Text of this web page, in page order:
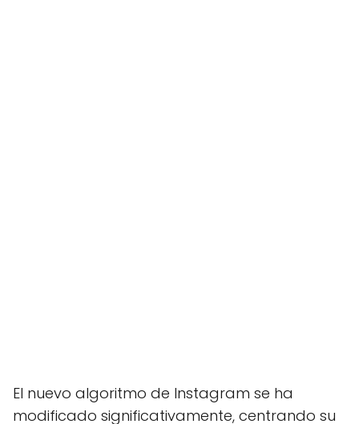
El nuevo algoritmo de Instagram se ha
modificado significativamente, centrando su